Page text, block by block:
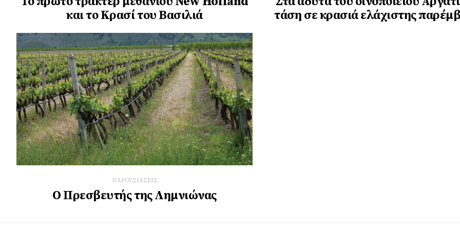
και το Κρασί του Βασιλιά
τάση σε κρασιά ελάχιστης
ΠΑΡΟΥΣΙΑΣΕΙΣ
Ο Πρεσβευτής της Λημνιώνας